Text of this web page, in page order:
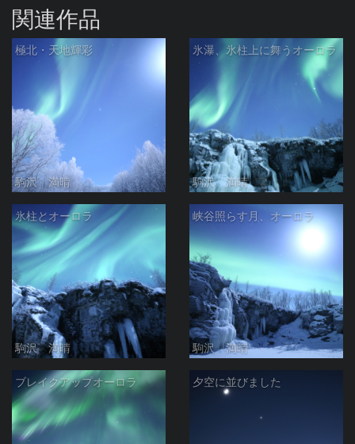
関連作品
極北・天地輝彩
駒沢 満晴
氷瀑、氷柱上に舞うオーロラ
駒沢 満晴
氷柱とオーロラ
駒沢 満晴
峡谷照らす月、オーロラ
駒沢 満晴
ブレイクアップオーロラ 夕空に並びました